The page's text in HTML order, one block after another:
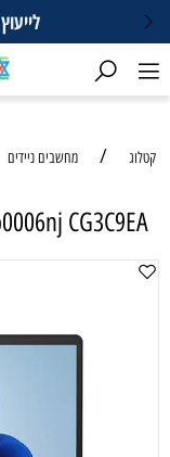
קטלוג / מחשבים ניידים
CG3C9EA